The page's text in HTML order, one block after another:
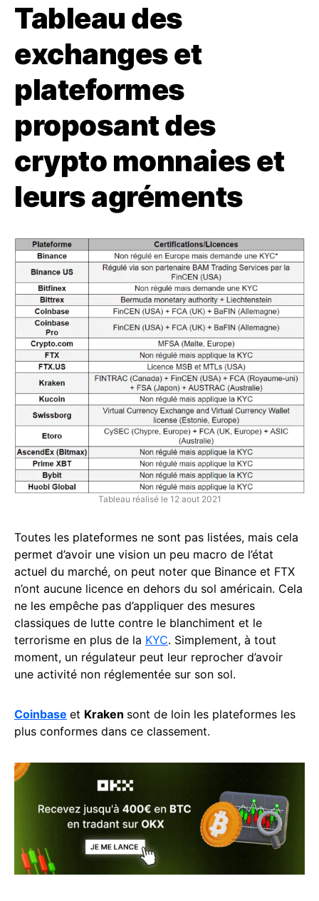
Tableau des
exchanges et
plateformes
proposant des
crypto monnaies et
leurs agréments
Tableau réalisé le 12 aout 2021
Toutes les plateformes ne sont pas listées, mais cela
permet d’avoir une vision un peu macro de l’état
actuel du marché, on peut noter que Binance et FTX
n’ont aucune licence en dehors du sol américain. Cela
ne les empêche pas d’appliquer des mesures
classiques de lutte contre le blanchiment et le
terrorisme en plus de la KYC. Simplement, à tout
moment, un régulateur peut leur reprocher d’avoir
une activité non réglementée sur son sol.
Coinbase et Kraken sont de loin les plateformes les
plus conformes dans ce classement.